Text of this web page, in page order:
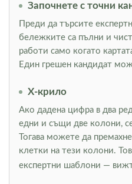
Започнете с точни
Преди да търсите
бележките са пълни и
работи само когато
Един грешен кандидат
Х-крило
Ако дадена цифра в два
едни и същи две колони,
Тогава можете да
клетки на тези колони.
експертни шаблони —